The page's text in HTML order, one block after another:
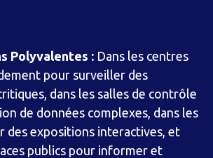
Polyvalentes :Dans les centres
pour surveiller des
dans les salles de contrôle
de données complexes, dans les
des expositions interactives, et
publics pour informer et